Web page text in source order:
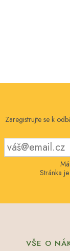
Zaregistrujte se k
Stránka
VŠE O